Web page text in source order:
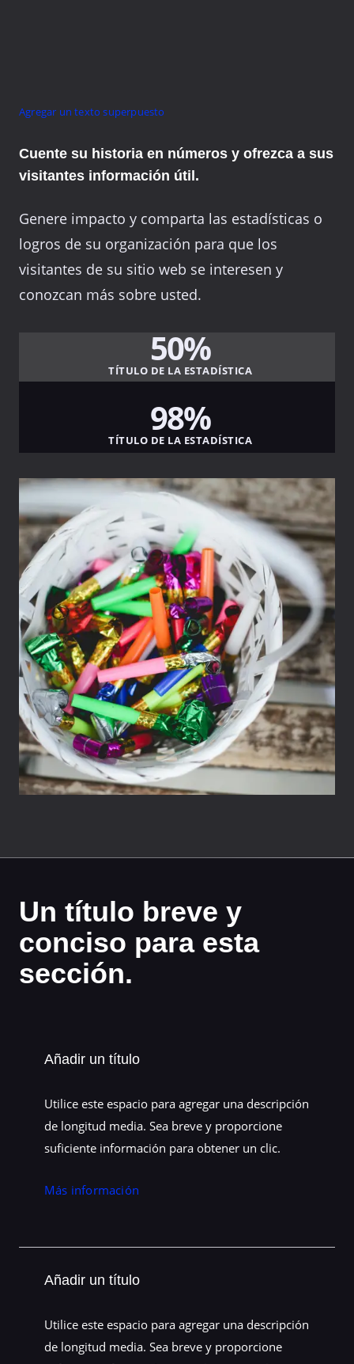
Agregar un texto superpuesto
Cuente su historia en números y ofrezca a sus
visitantes información útil.
Genere impacto y comparta las estadísticas o
logros de su organización para que los
visitantes de su sitio web se interesen y
conozcan más sobre usted.
50%
TÍTULO DE LA ESTADÍSTICA
98%
TÍTULO DE LA ESTADÍSTICA
Un título breve y
conciso para esta
sección.
Añadir un título
Utilice este espacio para agregar una descripción
de longitud media. Sea breve y proporcione
suficiente información para obtener un clic.
Más información
Añadir un título
Utilice este espacio para agregar una descripción
de longitud media. Sea breve y proporcione